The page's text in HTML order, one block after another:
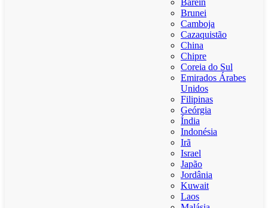
Barein
Brunei
Camboja
Cazaquistão
China
Chipre
Coreia do Sul
Emirados Árabes
Unidos
Filipinas
Geórgia
Índia
Indonésia
Irã
Israel
Japão
Jordânia
Kuwait
Laos